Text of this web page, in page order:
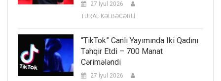
27 İyul 2026
TURAL KƏLBƏCƏRLİ
“TikTok” Canlı Yayımında Iki Qadını
Təhqir Etdi – 700 Manat
Cərimələndi
27 İyul 2026